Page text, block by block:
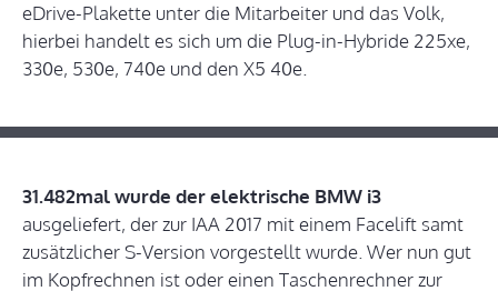
eDrive-Plakette unter die Mitarbeiter und das Volk,
hierbei handelt es sich um die Plug-in-Hybride 225xe,
330e, 530e, 740e und den X5 40e.
31.482mal wurde der elektrische BMW i3
ausgeliefert, der zur IAA 2017 mit einem Facelift samt
zusätzlicher S-Version vorgestellt wurde. Wer nun gut
im Kopfrechnen ist oder einen Taschenrechner zur